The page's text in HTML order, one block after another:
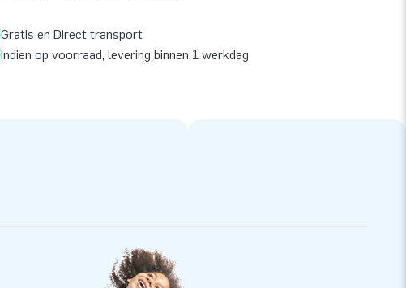
Gratis en Direct transport
Indien op voorraad, levering binnen 1 werkdag